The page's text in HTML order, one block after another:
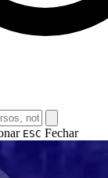
ESC Fechar